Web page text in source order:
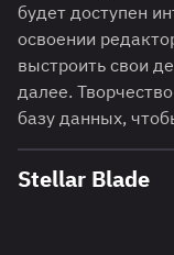
будет доступен
освоении
выстроить свои
далее.
базу данных,
Stellar Blade